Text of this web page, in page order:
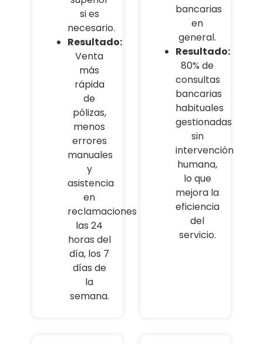
si es
necesario.
Resultado:
Venta
más
rápida
de
pólizas,
menos
errores
manuales
y
asistencia
en
reclamaciones
las 24
horas del
día, los 7
días de
la
semana.
bancarias
en
general.
Resultado:
80% de
consultas
bancarias
habituales
gestionadas
sin
intervención
humana,
lo que
mejora la
eficiencia
del
servicio.